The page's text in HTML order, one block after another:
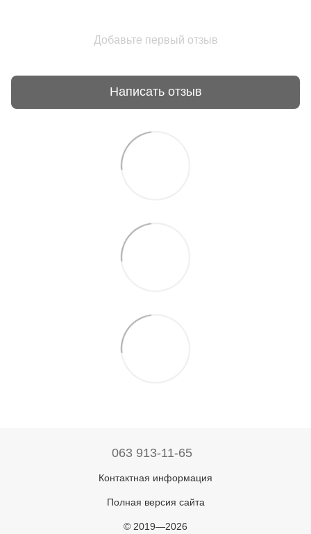
Добавьте первый отзыв
Написать отзыв
063 913-11-65
Контактная информация
Полная версия сайта
© 2019—2026